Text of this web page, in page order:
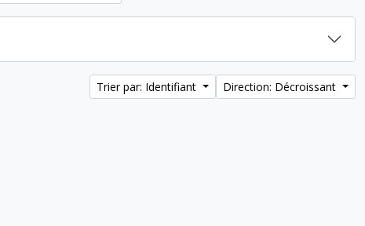
Trier par: Identifiant Direction: Décroissant